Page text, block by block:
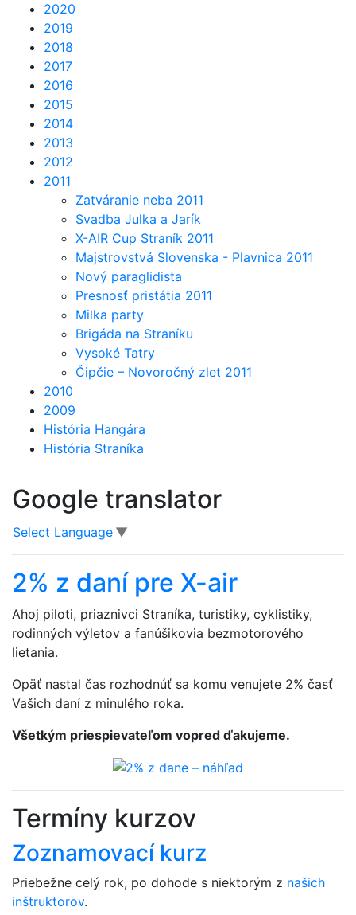
2020
2019
2018
2017
2016
2015
2014
2013
2012
2011
Zatváranie neba 2011
Svadba Julka a Jarík
X-AIR Cup Straník 2011
Majstrovstvá Slovenska - Plavnica 2011
Nový paraglidista
Presnosť pristátia 2011
Milka party
Brigáda na Straníku
Vysoké Tatry
Čipčie – Novoročný zlet 2011
2010
2009
História Hangára
História Straníka
Google translator
Select Language ▼
2% z daní pre X-air
Ahoj piloti, priaznivci Straníka, turistiky, cyklistiky,
rodinných výletov a fanúšikovia bezmotorového
lietania.
Opäť nastal čas rozhodnúť sa komu venujete 2% časť
Vašich daní z minulého roka.
Všetkým priespievateľom vopred ďakujeme.
Termíny kurzov
Zoznamovací kurz
Priebežne celý rok, po dohode s niektorým z našich
inštruktorov.